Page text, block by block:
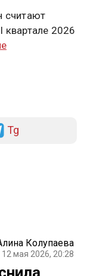
считают
квартале 2026
Tg
Колупаева
12 мая 2026, 20:28